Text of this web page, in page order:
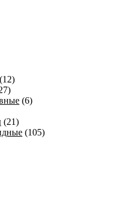
(12)
(6)
(21)
(105)